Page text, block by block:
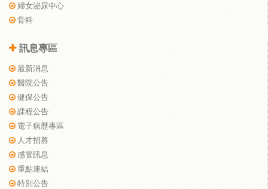
婦女泌尿中心
骨科
訊息專區
最新消息
醫院公告
健保公告
課程公告
電子病歷專區
人才招募
感管訊息
重點連結
特別公告